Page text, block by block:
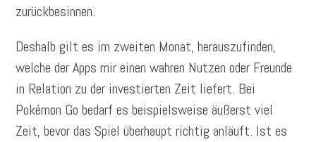
zurückbesinnen.
Deshalb gilt es im zweiten Monat, herauszufinden,
welche der Apps mir einen wahren Nutzen oder Freunde
in Relation zu der investierten Zeit liefert. Bei
Pokémon Go bedarf es beispielsweise äußerst viel
Zeit, bevor das Spiel überhaupt richtig anläuft. Ist es